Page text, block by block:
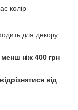
колір
для декору
ніж 400 грн
від